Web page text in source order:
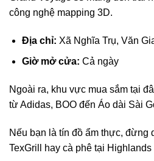
công nghệ mapping 3D.
Địa chỉ: Xã Nghĩa Trụ, Văn
Giờ mở cửa: Cả ngày
Ngoài ra, khu vực mua sắm tại
từ Adidas, BOO đến Áo dài Sài
Nếu bạn là tín đồ ẩm thực, đừng
TexGrill hay cà phê tại Highlands